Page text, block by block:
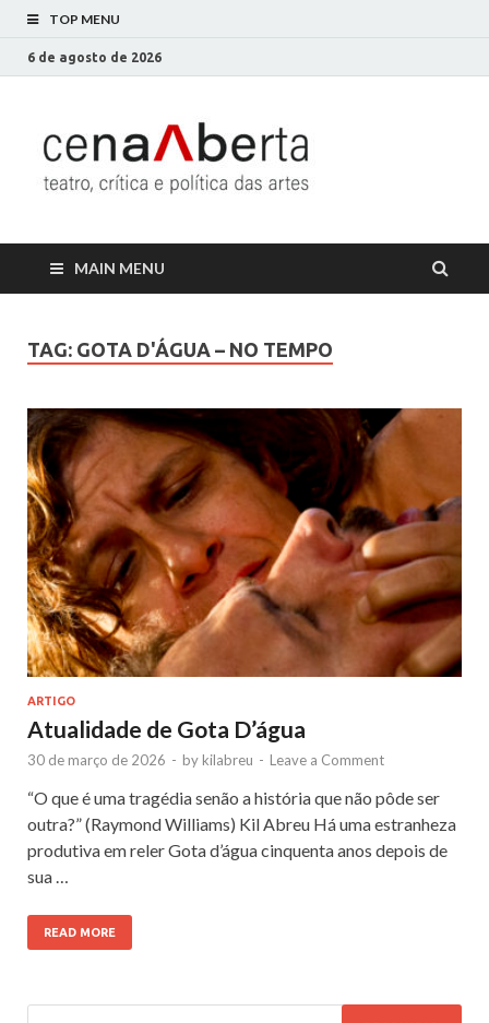
TOP MENU
6 de agosto de 2026
MAIN MENU
TAG: GOTA D'ÁGUA – NO TEMPO
ARTIGO
Atualidade de Gota D’água
30 de março de 2026 - by kilabreu - Leave a Comment
“O que é uma tragédia senão a história que não pôde ser
outra?” (Raymond Williams) Kil Abreu Há uma estranheza
produtiva em reler Gota d’água cinquenta anos depois de
sua …
READ MORE